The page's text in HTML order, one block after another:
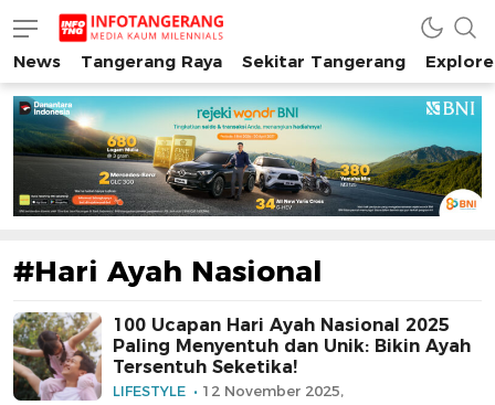
INFO TANGERANG
Media Kaum Millenials Tangerang Raya
News Tangerang Raya Sekitar Tangerang
#Hari Ayah Nasional
100 Ucapan Hari Ayah Nasional 2025
Paling Menyentuh dan Unik: Bikin Ayah
Tersentuh Seketika!
LIFESTYLE 12 November 2025,